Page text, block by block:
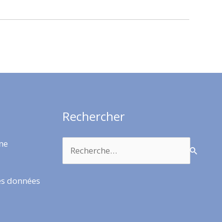
données
Rechercher